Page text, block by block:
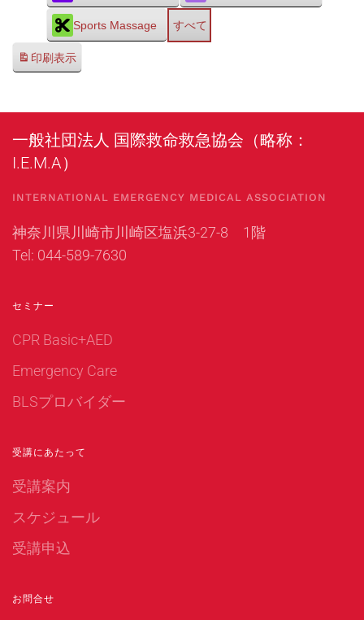
Sports Massage すべて
印刷表示
一般社団法人 国際救命救急協会（略称：
I.E.M.A）
INTERNATIONAL EMERGENCY MEDICAL ASSOCIATION
神奈川県川崎市川崎区塩浜3-27-8 1階
Tel: 044-589-7630
セミナー
CPR Basic+AED
Emergency Care
BLSプロバイダー
受講にあたって
受講案内
スケジュール
受講申込
お問合せ